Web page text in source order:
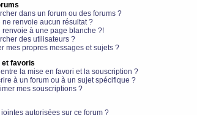
dans un forum ou des forums ?
renvoie aucun résultat ?
renvoie à une page blanche ?!
des utilisateurs ?
mes propres messages et sujets ?
et favoris
la mise en favori et la souscription ?
à un forum ou à un sujet spécifique ?
mes souscriptions ?
autorisées sur ce forum ?